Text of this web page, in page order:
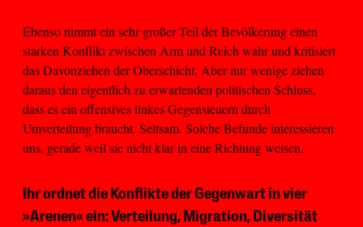
Ebenso nimmt ein sehr großer Teil der Bevölkerung einen
starken Konflikt zwischen Arm und Reich wahr und kritisiert
das Davonziehen der Oberschicht. Aber nur wenige ziehen
daraus den eigentlich zu erwartenden politischen Schluss,
dass es ein offensives linkes Gegensteuern durch
Umverteilung braucht. Seltsam. Solche Befunde interessieren
uns, gerade weil sie nicht klar in eine Richtung weisen.
Ihr ordnet die Konflikte der Gegenwart in vier
»Arenen« ein: Verteilung, Migration, Diversität